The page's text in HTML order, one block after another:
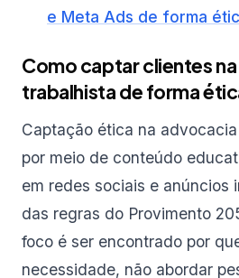
e Meta Ads de forma
Como captar clientes
trabalhista de forma
Captação ética na
por meio de conteúdo
em redes sociais e anúncios
das regras do Provimento
foco é ser encontrado por
necessidade, não abordar